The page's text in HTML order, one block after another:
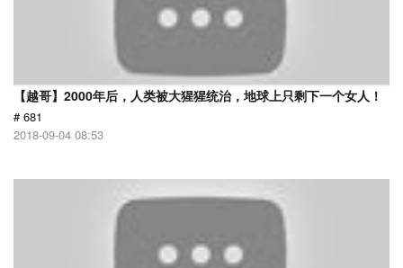
【越哥】2000年后，人类被大猩猩统治，地球上只剩下一个女人！
# 681
2018-09-04 08:53